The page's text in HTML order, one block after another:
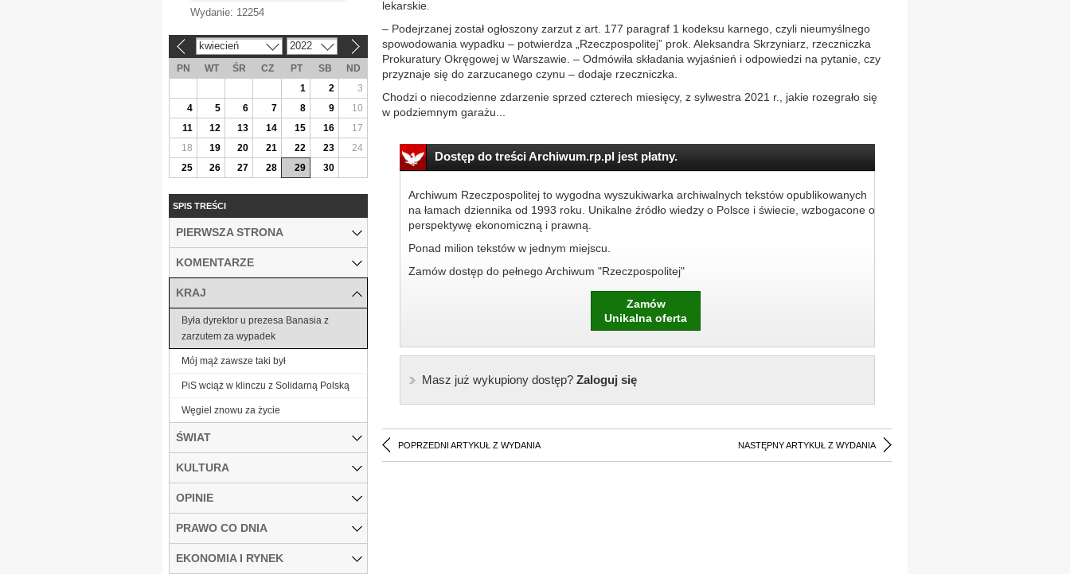
lekarskie.
– Podejrzanej został ogłoszony zarzut z art. 177 paragraf 1 kodeksu karnego, czyli nieumyślnego
spowodowania wypadku – potwierdza „Rzeczpospolitej” prok. Aleksandra Skrzyniarz, rzeczniczka
Prokuratury Okręgowej w Warszawie. – Odmówiła składania wyjaśnień i odpowiedzi na pytanie, czy
przyznaje się do zarzucanego czynu – dodaje rzeczniczka.
Chodzi o niecodzienne zdarzenie sprzed czterech miesięcy, z sylwestra 2021 r., jakie rozegrało się
w podziemnym garażu...
Dostęp do treści Archiwum.rp.pl jest płatny.
Archiwum Rzeczpospolitej to wygodna wyszukiwarka archiwalnych tekstów opublikowanych
na łamach dziennika od 1993 roku. Unikalne źródło wiedzy o Polsce i świecie, wzbogacone o
perspektywę ekonomiczną i prawną.
Ponad milion tekstów w jednym miejscu.
Zamów dostęp do pełnego Archiwum "Rzeczpospolitej"
Zamów
Unikalna oferta
Masz już wykupiony dostęp?Zaloguj się
POPRZEDNI ARTYKUŁ Z WYDANIA NASTĘPNY ARTYKUŁ Z WYDANIA
Wydanie: 12254
kwiecień 2022
PN WT ŚR CZ PT SB
ND
1
2
3
4
5 6 7 8 9
10
11
12 13 14 15 16
17
18
19 20 21 22 23
24
25
26 27 28 29 30
SPIS TREŚCI
PIERWSZA STRONA
KOMENTARZE
KRAJ
Była dyrektor u prezesa Banasia z
zarzutem za wypadek
Mój mąż zawsze taki był
PiS wciąż w klinczu z Solidarną Polską
Węgiel znowu za życie
ŚWIAT
KULTURA
OPINIE
PRAWO CO DNIA
EKONOMIA I RYNEK